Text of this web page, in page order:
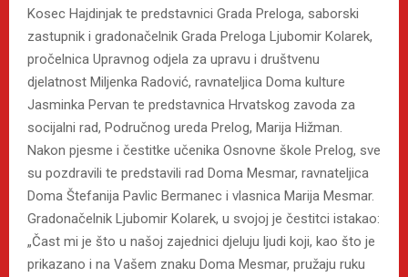
Kosec Hajdinjak te predstavnici Grada Preloga, saborski
zastupnik i gradonačelnik Grada Preloga Ljubomir Kolarek,
pročelnica Upravnog odjela za upravu i društvenu
djelatnost Miljenka Radović, ravnateljica Doma kulture
Jasminka Pervan te predstavnica Hrvatskog zavoda za
socijalni rad, Područnog ureda Prelog, Marija Hižman.
Nakon pjesme i čestitke učenika Osnovne škole Prelog, sve
su pozdravili te predstavili rad Doma Mesmar, ravnateljica
Doma Štefanija Pavlic Bermanec i vlasnica Marija Mesmar.
Gradonačelnik Ljubomir Kolarek, u svojoj je čestitci istakao:
„Čast mi je što u našoj zajednici djeluju ljudi koji, kao što je
prikazano i na Vašem znaku Doma Mesmar, pružaju ruku